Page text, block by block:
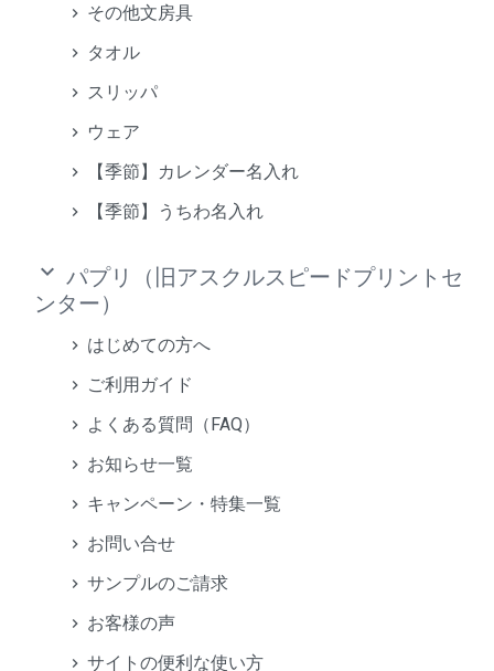
その他文房具
タオル
スリッパ
ウェア
【季節】カレンダー名入れ
【季節】うちわ名入れ
keyboard_arrow_down パプリ（旧アスクルスピードプリントセ
ンター）
はじめての方へ
ご利用ガイド
よくある質問（FAQ）
お知らせ一覧
キャンペーン・特集一覧
お問い合せ
サンプルのご請求
お客様の声
サイトの便利な使い方